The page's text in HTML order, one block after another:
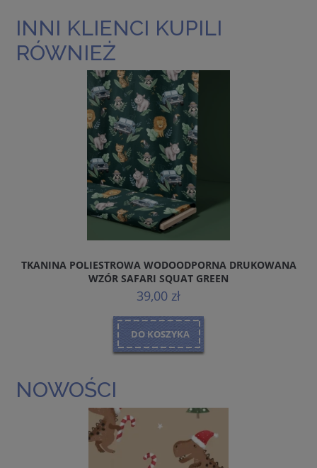
INNI KLIENCI KUPILI
RÓWNIEŻ
TKANINA POLIESTROWA WODOODPORNA DRUKOWANA
WZÓR SAFARI SQUAT GREEN
39,00 zł
DO KOSZYKA
NOWOŚCI